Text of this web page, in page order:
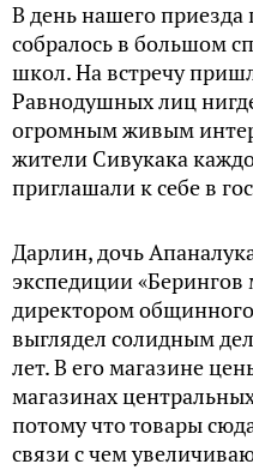
В день нашего приезда
собралось в большом
школ. На встречу
Равнодушных лиц
огромным живым
жители Сивукака
приглашали к себе в
Дарлин, дочь
экспедиции «Берингов
директором
выглядел солидным
лет. В его магазине
магазинах
потому что товары
связи с чем